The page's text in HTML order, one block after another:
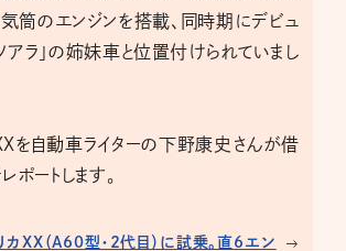
気筒のエンジンを搭載、同時期にデビュ
アラ」の姉妹車と位置付けられていまし
を自動車ライターの下野康史さんが借
ポートします。
リカXX（A60型・2代目）に試乗。直6エン